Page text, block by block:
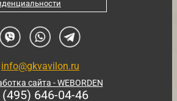
info@gkvavilon.ru
сайта - WEBORDEN
(495) 646-04-46